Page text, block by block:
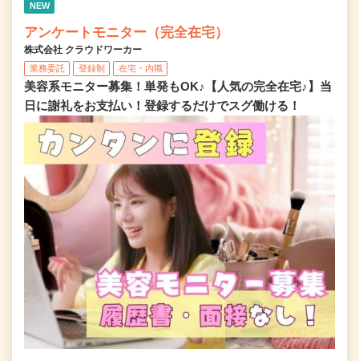
NEW
アンケートモニター（完全在宅）
株式会社 クラウドワーカー
業務委託 登録制 在宅・内職
美容系モニター募集！単発もOK♪【人気の完全在宅♪】当
日に謝礼をお支払い！登録するだけでスグ働ける！